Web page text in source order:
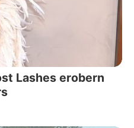
Lashes erobern